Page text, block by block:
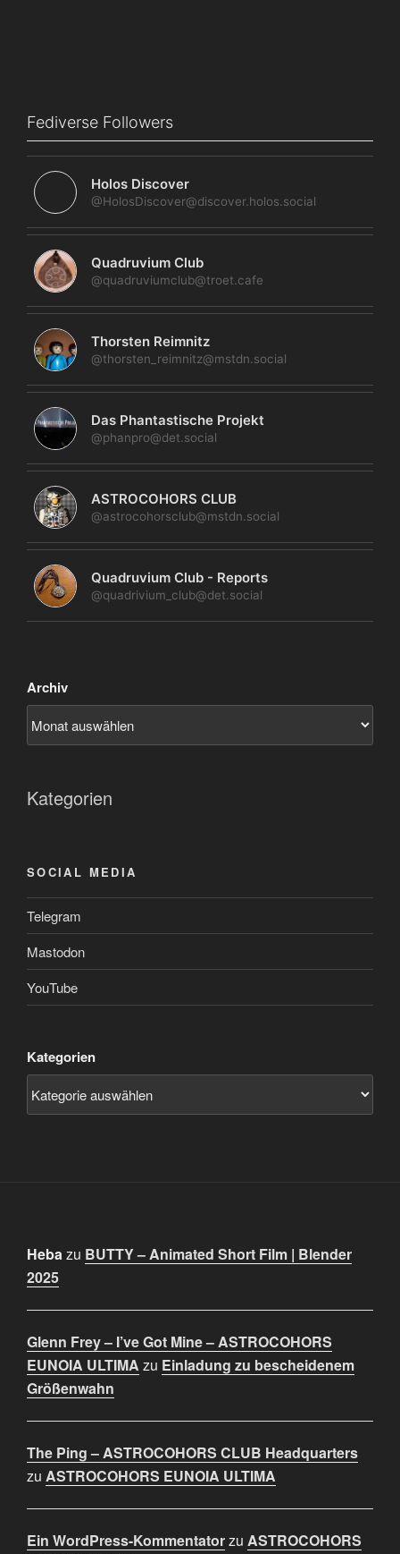
Fediverse Followers
Holos Discover
@HolosDiscover@discover.holos.social
Quadruvium Club
@quadruviumclub@troet.cafe
Thorsten Reimnitz
@thorsten_reimnitz@mstdn.social
Das Phantastische Projekt
@phanpro@det.social
ASTROCOHORS CLUB
@astrocohorsclub@mstdn.social
Quadruvium Club - Reports
@quadrivium_club@det.social
Archiv
Kategorien
SOCIAL MEDIA
Telegram
Mastodon
YouTube
Kategorien
Hebazu BUTTY – Animated Short Film | Blender
2025
Glenn Frey – I’ve Got Mine – ASTROCOHORS
EUNOIA ULTIMA zu Einladung zu bescheidenem
Größenwahn
The Ping – ASTROCOHORS CLUB Headquarters
zu ASTROCOHORS EUNOIA ULTIMA
Ein WordPress-Kommentatorzu ASTROCOHORS